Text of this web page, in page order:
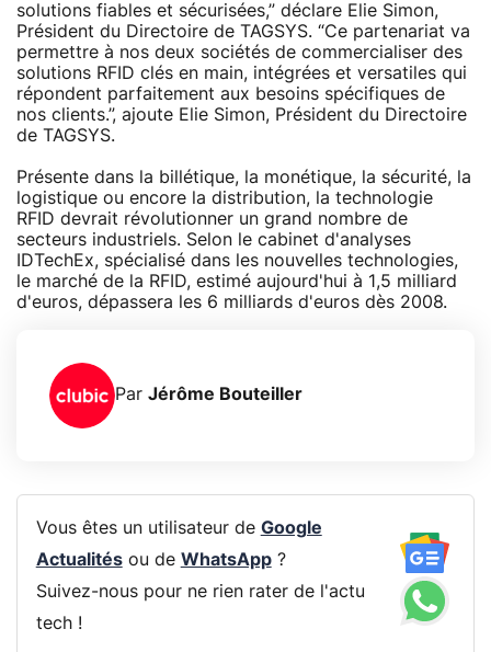
solutions fiables et sécurisées,” déclare Elie Simon,
Président du Directoire de TAGSYS. “Ce partenariat va
permettre à nos deux sociétés de commercialiser des
solutions RFID clés en main, intégrées et versatiles qui
répondent parfaitement aux besoins spécifiques de
nos clients.”, ajoute Elie Simon, Président du Directoire
de TAGSYS.
Présente dans la billétique, la monétique, la sécurité, la
logistique ou encore la distribution, la technologie
RFID devrait révolutionner un grand nombre de
secteurs industriels. Selon le cabinet d'analyses
IDTechEx, spécialisé dans les nouvelles technologies,
le marché de la RFID, estimé aujourd'hui à 1,5 milliard
d'euros, dépassera les 6 milliards d'euros dès 2008.
Par Jérôme Bouteiller
Vous êtes un utilisateur de Google
Actualitésou de WhatsApp?
Suivez-nous pour ne rien rater de l'actu
tech !